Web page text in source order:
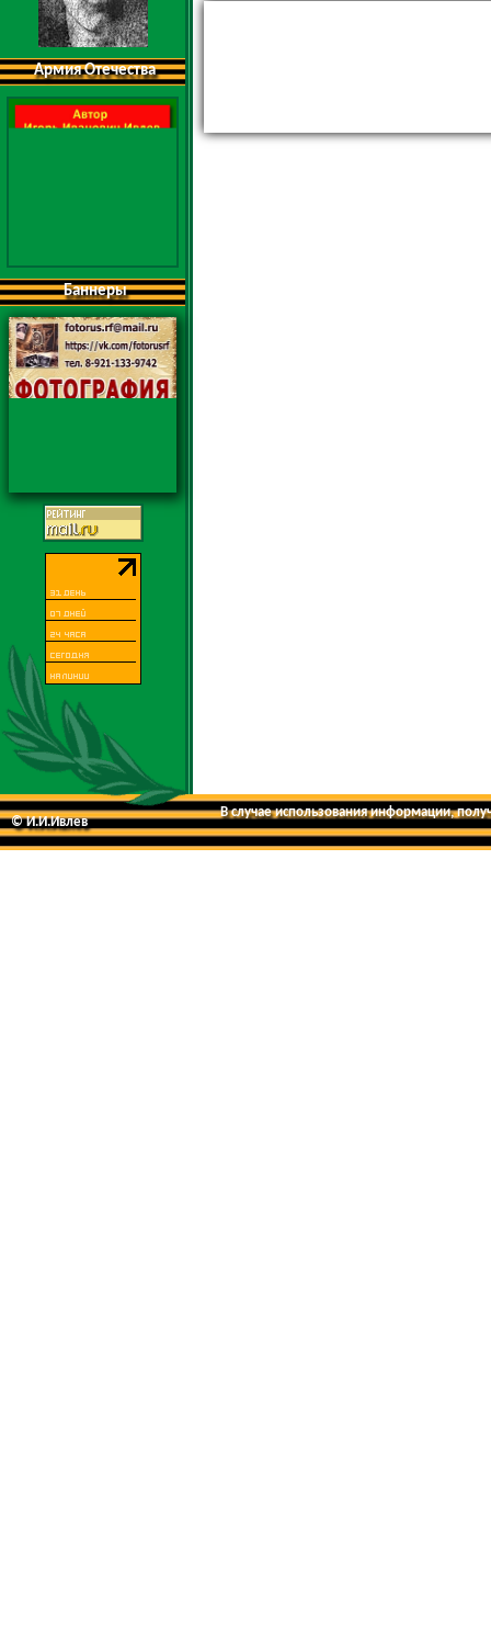
Армия Отечества
Баннеры
© И.И.Ивлев
В случае использования информации,